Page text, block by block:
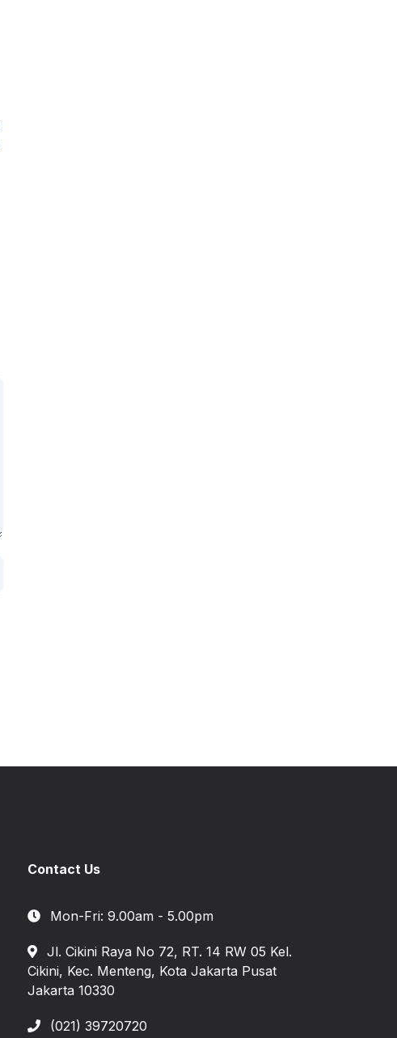
Contact Us
Mon-Fri: 9.00am - 5.00pm
Jl. Cikini Raya No 72, RT. 14 RW 05 Kel.
Cikini, Kec. Menteng, Kota Jakarta Pusat
Jakarta 10330
(021) 39720720